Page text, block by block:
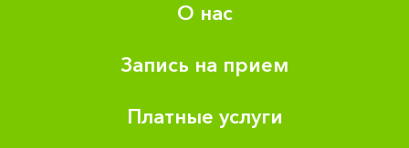
О нас
Запись на прием
Платные услуги